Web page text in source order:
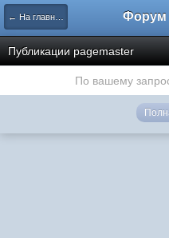
← На главную
Публикации pagemaster
По вашему